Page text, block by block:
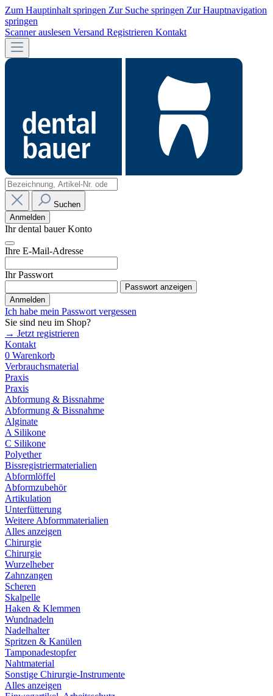
Zum Hauptinhalt springen Zur Suche springen Zur Hauptnavigation
springen
Scanner auslesen Versand Registrieren Kontakt
Suchen
Anmelden
Ihr dental bauer Konto
Ihre E-Mail-Adresse
Ihr Passwort
Passwort anzeigen
Anmelden
Ich habe mein Passwort vergessen
Sie sind neu im Shop?
→ Jetzt registrieren
Kontakt
0 Warenkorb
Verbrauchsmaterial
Praxis
Praxis
Abformung & Bissnahme
Abformung & Bissnahme
Alginate
A Silikone
C Silikone
Polyether
Bissregistriermaterialien
Abformlöffel
Abformzubehör
Artikulation
Unterfütterung
Weitere Abformmaterialien
Alles anzeigen
Chirurgie
Chirurgie
Wurzelheber
Zahnzangen
Scheren
Skalpelle
Haken & Klemmen
Wundnadeln
Nadelhalter
Spritzen & Kanülen
Tamponadestopfer
Nahtmaterial
Sonstige Chirurgie-Instrumente
Alles anzeigen